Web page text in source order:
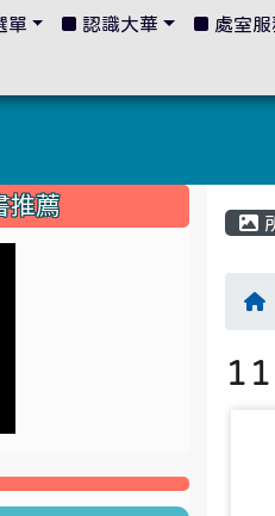
推薦
單 認識大華 處室服